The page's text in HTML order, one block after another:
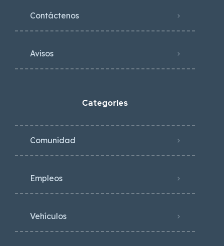
Contáctenos
Avisos
Categories
Comunidad
Empleos
Vehículos